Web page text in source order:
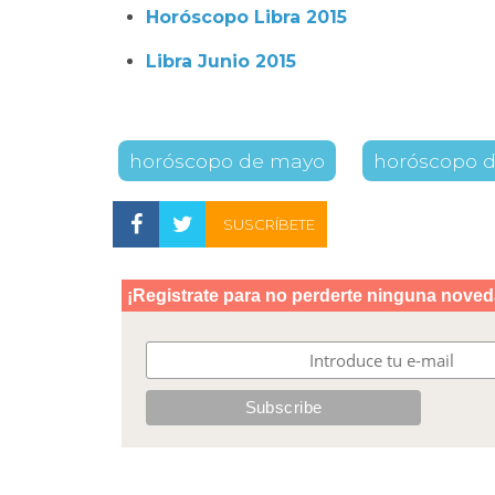
Horóscopo Libra 2015
Libra Junio 2015
horóscopo de mayo horóscopo
SUSCRÍBETE